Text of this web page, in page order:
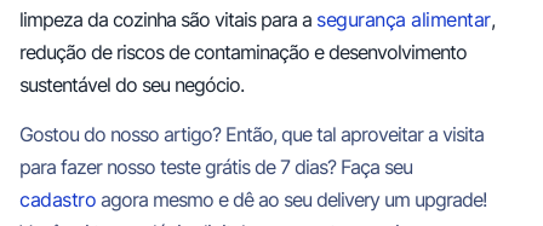
limpeza da cozinha são vitais para a segurança alimentar,
redução de riscos de contaminação e desenvolvimento
sustentável do seu negócio.
Gostou do nosso artigo? Então, que tal aproveitar a visita
para fazer nosso teste grátis de 7 dias? Faça seu
cadastro agora mesmo e dê ao seu delivery um upgrade!